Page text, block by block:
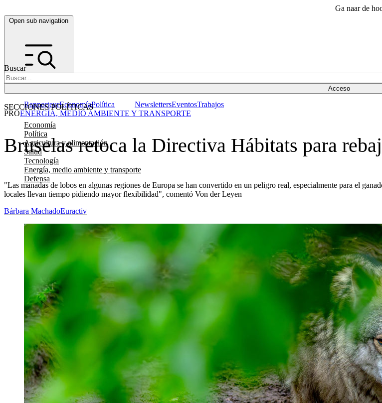
Ga naar de
Open sub navigation
Buscar
Acceso
SECCIONES POLÍTICAS
Economía
Política
Agricultura y alimentación
Salud
Tecnología
Energía, medio ambiente y transporte
Defensa
RapporteurEconomíaPolítica NewslettersEventosTrabajos
Bruselas retoca la Directiva Hábitats para
"Las manadas de lobos en algunas regiones de Europa se han convertido en un peligro real, especialmente para el
locales llevan tiempo pidiendo mayor flexibilidad", comentó Von der Leyen
PROENERGÍA, MEDIO AMBIENTE Y TRANSPORTE
Bárbara MachadoEuractiv